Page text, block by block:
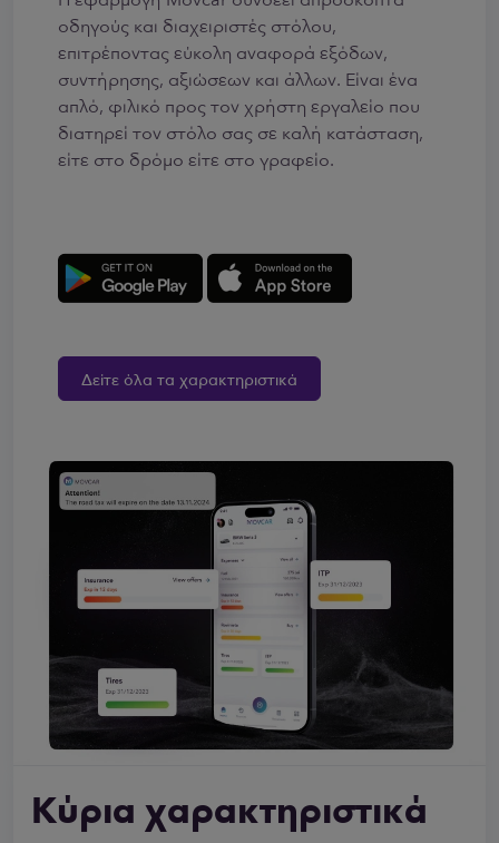
οδηγούς και διαχειριστές στόλου,
επιτρέποντας εύκολη αναφορά εξόδων,
συντήρησης, αξιώσεων και άλλων. Είναι ένα
απλό, φιλικό προς τον χρήστη εργαλείο που
διατηρεί τον στόλο σας σε καλή κατάσταση,
είτε στο δρόμο είτε στο γραφείο.
Δείτε όλα τα χαρακτηριστικά
Κύρια χαρακτηριστικά